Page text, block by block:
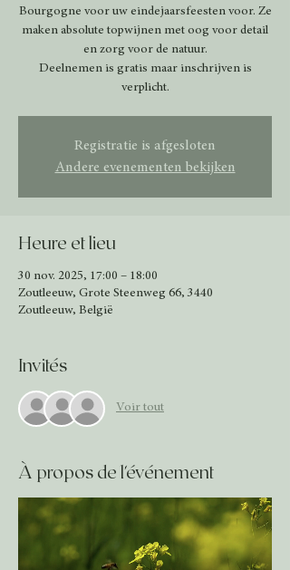
Bourgogne voor uw eindejaarsfeesten voor. Ze
maken absolute topwijnen met oog voor detail
en zorg voor de natuur.
Deelnemen is gratis maar inschrijven is
verplicht.
Registratie is afgesloten
Andere evenementen bekijken
Heure et lieu
30 nov. 2025, 17:00 – 18:00
Zoutleeuw, Grote Steenweg 66, 3440
Zoutleeuw, België
Invités
Voir tout
À propos de l'événement